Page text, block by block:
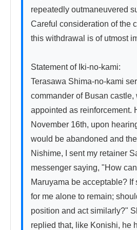
repeatedly outmaneuvered
Careful consideration of the
this withdrawal is of utmost
Statement of Iki-no-kami:
Terasawa Shima-no-kami
commander of Busan castle,
appointed as reinforcement.
November 16th, upon
would be abandoned and
Nishime, I sent my retainer
messenger saying, "How
Maruyama be acceptable? If
for me alone to remain;
position and act similarly?"
replied that, like Konishi, he